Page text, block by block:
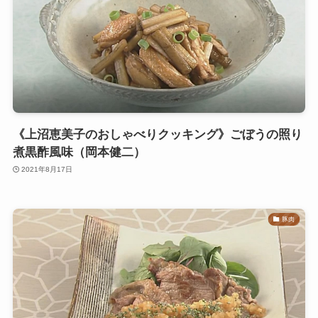
《上沼恵美子のおしゃべりクッキング》ごぼうの照り
煮黒酢風味（岡本健二）
2021年8月17日
豚肉